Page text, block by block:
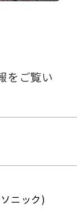
をご覧い
ニック)